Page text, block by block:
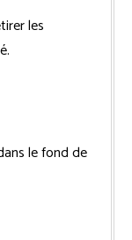
les
le fond de